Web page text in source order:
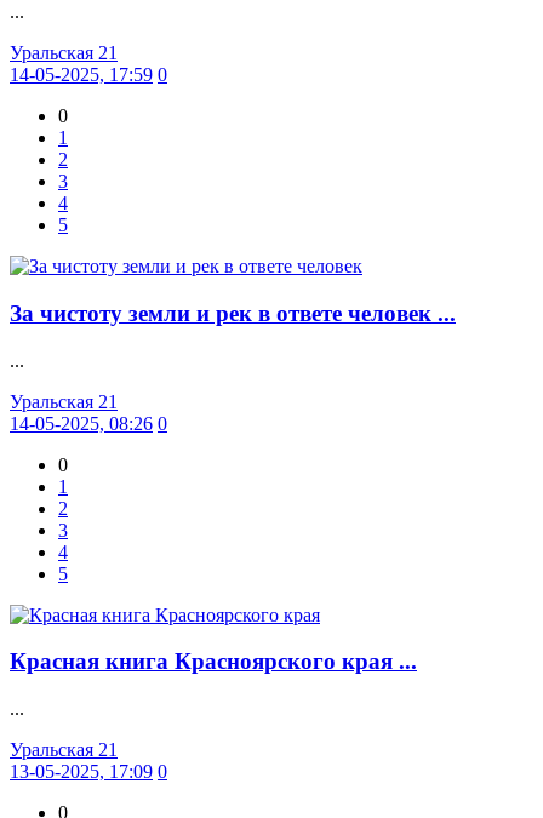
...
Уральская 21
14-05-2025, 17:59 0
0
1
2
3
4
5
За чистоту земли и рек в ответе человек ...
...
Уральская 21
14-05-2025, 08:26 0
0
1
2
3
4
5
Красная книга Красноярского края ...
...
Уральская 21
13-05-2025, 17:09 0
0